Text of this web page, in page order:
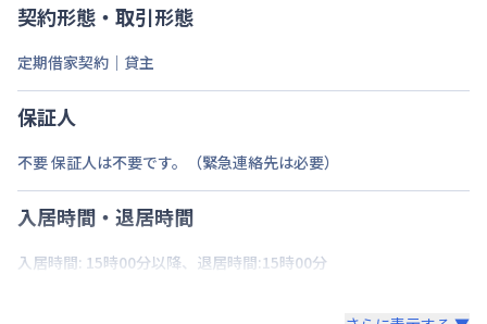
契約形態・取引形態
定期借家契約｜貸主
保証人
不要 保証人は不要です。（緊急連絡先は必要）
入居時間・退居時間
入居時間: 15時00分以降、退居時間:15時00分